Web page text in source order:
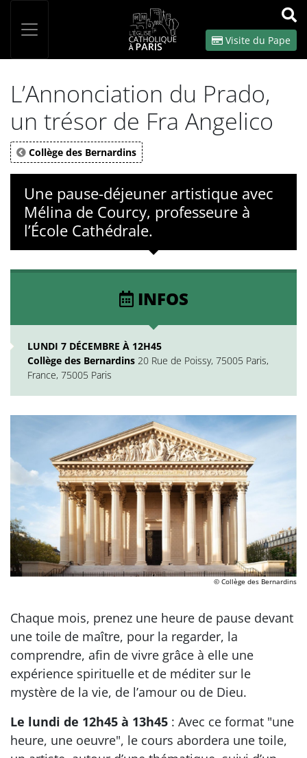
OK
Visite du Pape
L’Annonciation du Prado,
un trésor de Fra Angelico
Collège des Bernardins
Une pause-déjeuner artistique avec
Mélina de Courcy, professeure à
l’École Cathédrale.
INFOS
LUNDI 7 DÉCEMBRE À 12H45
Collège des Bernardins 20 Rue de Poissy, 75005 Paris,
France, 75005 Paris
© Collège des Bernardins
Chaque mois, prenez une heure de pause devant
une toile de maître, pour la regarder, la
comprendre, afin de vivre grâce à elle une
expérience spirituelle et de méditer sur le
mystère de la vie, de l’amour ou de Dieu.
Le lundi de 12h45 à 13h45 : Avec ce format "une
heure, une oeuvre", le cours abordera une toile,
Panneau de gestion des cookies